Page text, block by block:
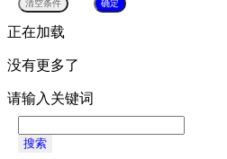
正在加载
没有更多了
请输入关键词
搜索